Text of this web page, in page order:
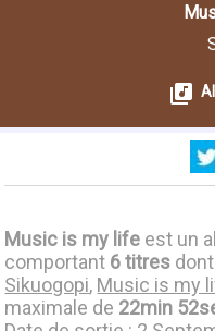
Music is my life est un
comportant 6 titres
Sikuogopi, Music is my
maximale de 22min